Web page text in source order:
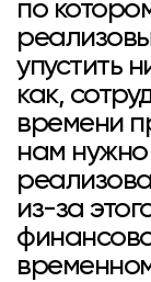
по
упустить
как,
времени
нам
из-за